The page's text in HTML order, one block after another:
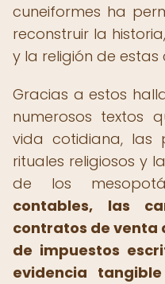
cuneiformes ha
reconstruir la
y la religión de estas
Gracias a estos
numerosos textos
vida cotidiana, las
rituales religiosos y
de los
contables, las
contratos de venta
de impuestos
evidencia